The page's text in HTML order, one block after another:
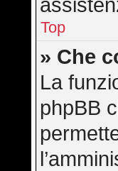
Top
» Che
La
phpBB